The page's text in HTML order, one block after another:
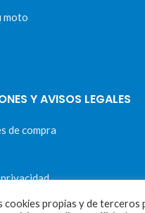
moto
Y AVISOS LEGALES
de compra
cookies
cookies propias y de terceros